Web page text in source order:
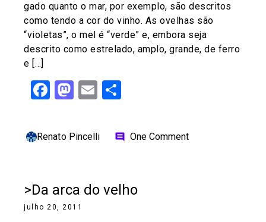
gado quanto o mar, por exemplo, são descritos
como tendo a cor do vinho. As ovelhas são
“violetas”, o mel é “verde” e, embora seja
descrito como estrelado, amplo, grande, de ferro
e […]
Facebook
Mastodon
Email
Renato Pincelli comment One Comment
>Da arca do velho
julho 20, 2011